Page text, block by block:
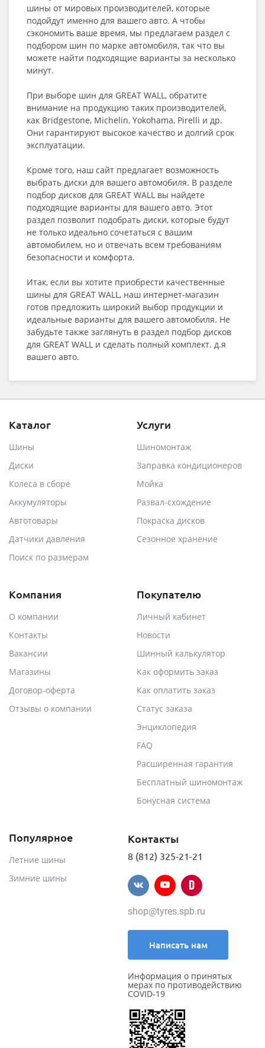
шины от мировых производителей, которые
подойдут именно для вашего авто. А чтобы
сэкономить ваше время, мы предлагаем раздел с
подбором шин по марке автомобиля, так что вы
можете найти подходящие варианты за несколько
минут.
При выборе шин для GREAT WALL, обратите
внимание на продукцию таких производителей,
как Bridgestone, Michelin, Yokohama, Pirelli и др.
Они гарантируют высокое качество и долгий срок
эксплуатации.
Кроме того, наш сайт предлагает возможность
выбрать диски для вашего автомобиля. В разделе
подбор дисков для GREAT WALL вы найдете
подходящие варианты для вашего авто. Этот
раздел позволит подобрать диски, которые будут
не только идеально сочетаться с вашим
автомобилем, но и отвечать всем требованиям
безопасности и комфорта.
Итак, если вы хотите приобрести качественные
шины для GREAT WALL, наш интернет-магазин
готов предложить широкий выбор продукции и
идеальные варианты для вашего автомобиля. Не
забудьте также заглянуть в раздел подбор дисков
для GREAT WALL и сделать полный комплект. д.я
вашего авто.
Каталог
Шины
Диски
Колеса в сборе
Аккумуляторы
Автотовары
Датчики давления
Поиск по размерам
Услуги
Шиномонтаж
Заправка кондиционеров
Мойка
Развал-схождение
Покраска дисков
Сезонное хранение
Компания
О компании
Контакты
Вакансии
Магазины
Договор-оферта
Отзывы о компании
Покупателю
Личный кабинет
Новости
Шинный калькулятор
Как оформить заказ
Как оплатить заказ
Статус заказа
Энциклопедия
FAQ
Расширенная гарантия
Бесплатный шиномонтаж
Бонусная система
Популярное
Летние шины
Зимние шины
Контакты
8 (812) 325-21-21
shop@tyres.spb.ru
Написать нам
Информация о принятых
мерах по противодействию
COVID-19